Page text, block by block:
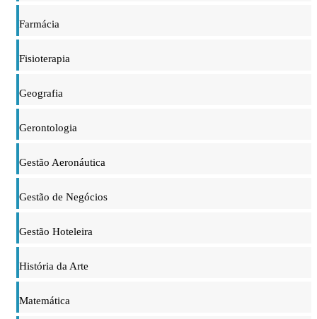
Farmácia
Fisioterapia
Geografia
Gerontologia
Gestão Aeronáutica
Gestão de Negócios
Gestão Hoteleira
História da Arte
Matemática